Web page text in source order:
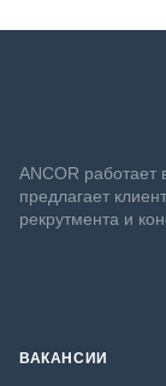
ANСOR работает
предлагает
рекрутмента и
ВАКАНСИИ